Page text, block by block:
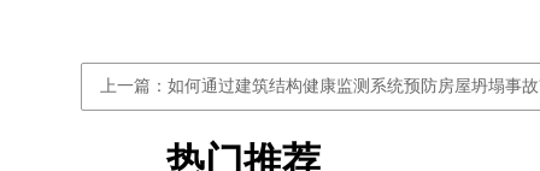
上一篇：如何通过建筑结构健康监测系统预防房屋坍塌事故
热门推荐